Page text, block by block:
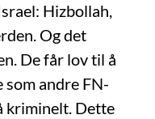
Hizbollah,
Og det
De får lov til å
som andre FN-
kriminelt. Dette